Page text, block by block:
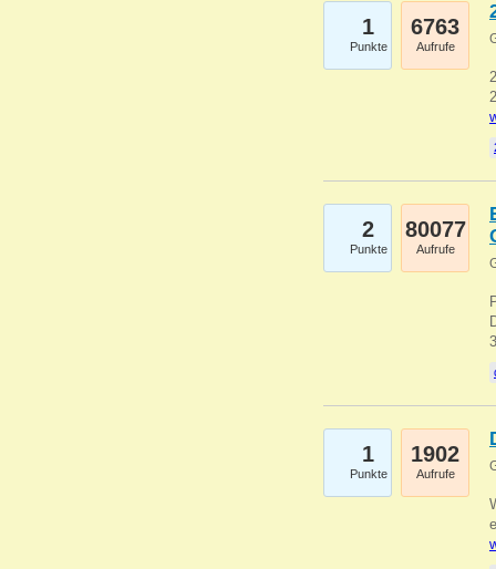
1
Punkte
6763
Aufrufe
2
Punkte
80077
Aufrufe
1
Punkte
1902
Aufrufe